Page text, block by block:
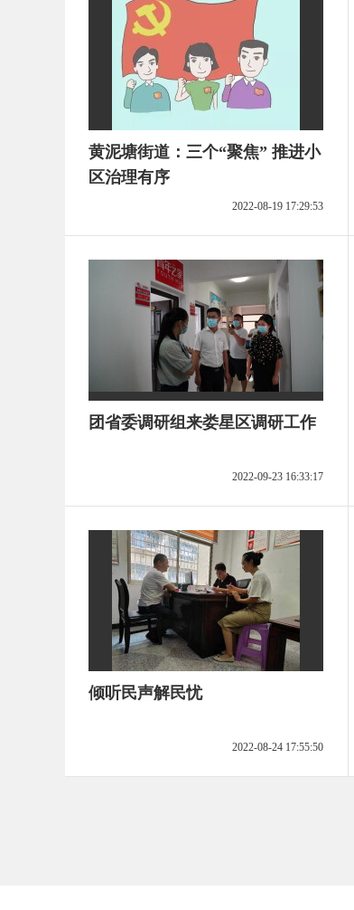
黄泥塘街道：三个“聚焦” 推进小
区治理有序
2022-08-19 17:29:53
团省委调研组来娄星区调研工作
2022-09-23 16:33:17
倾听民声解民忧
2022-08-24 17:55:50